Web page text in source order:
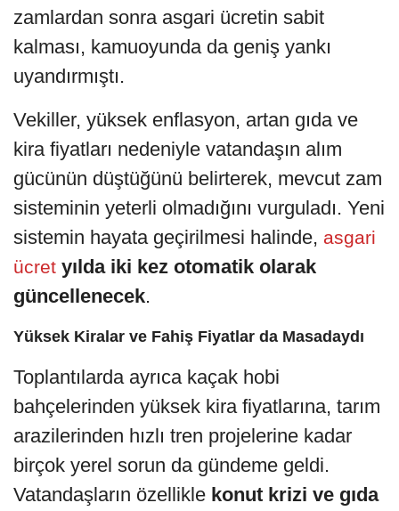
zamlardan sonra asgari ücretin sabit
kalması, kamuoyunda da geniş yankı
uyandırmıştı.
Vekiller, yüksek enflasyon, artan gıda ve
kira fiyatları nedeniyle vatandaşın alım
gücünün düştüğünü belirterek, mevcut zam
sisteminin yeterli olmadığını vurguladı. Yeni
sistemin hayata geçirilmesi halinde, asgari
ücret yılda iki kez otomatik olarak
güncellenecek.
Yüksek Kiralar ve Fahiş Fiyatlar da Masadaydı
Toplantılarda ayrıca kaçak hobi
bahçelerinden yüksek kira fiyatlarına, tarım
arazilerinden hızlı tren projelerine kadar
birçok yerel sorun da gündeme geldi.
Vatandaşların özellikle konut krizi ve gıda